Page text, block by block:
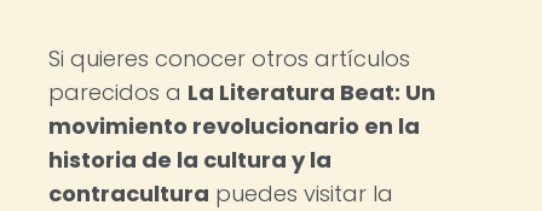
Si quieres conocer otros artículos
parecidos a La Literatura Beat: Un
movimiento revolucionario en la
historia de la cultura y la
contracultura puedes visitar la